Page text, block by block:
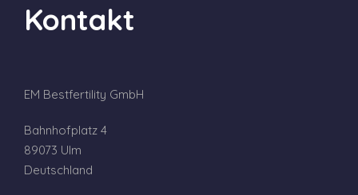
Kontakt
EM Bestfertility GmbH
Bahnhofplatz 4
89073 Ulm
Deutschland